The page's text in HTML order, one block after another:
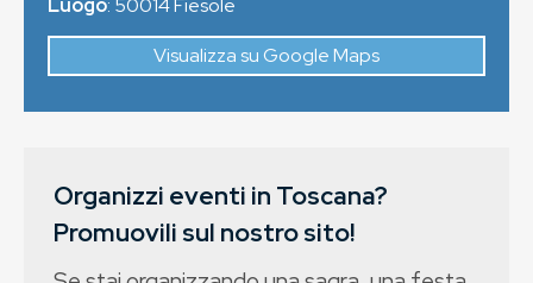
Luogo: 50014Fiesole
Visualizza su Google Maps
Organizzi eventi in Toscana?
Promuovili sul nostro sito!